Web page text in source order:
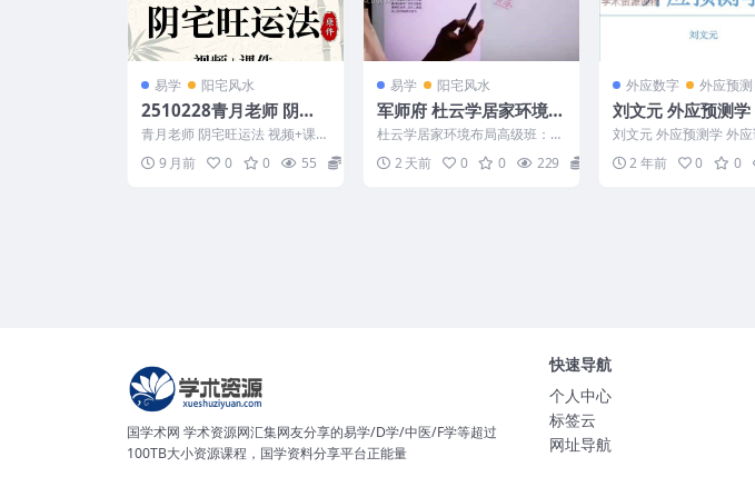
易学 阳宅风水
2510228青月老师 阴宅
旺运法 视频+课件Y
青月老师 阴宅旺运法 视频+课件
Y 2510228 Teacher Qingyu...
9 月前 0 0 55
易学 阳宅风水
军师府 杜云学居家环境布
局高级班：三元九星阳宅
风水 9讲
杜云学居家环境布局高级班：三
元九星阳宅风水 9讲 编号：221
741D047 军...
2 天前 0 0 229
外应数字 外应预测
刘文元 外应预测学
讲课整理_72个案
刘文元 外应预测学 外应
理_72个案例Y 2501070
2 年前 0 0
国学术网 学术资源网汇集网友分享的易学/D学/中医/F学等超过
100TB大小资源课程，国学资料分享平台正能量
快速导航
个人中心
标签云
网址导航